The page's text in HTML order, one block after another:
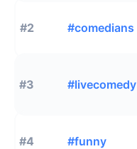
#2 #comedians
#3 #livecomedy
#4 #funny